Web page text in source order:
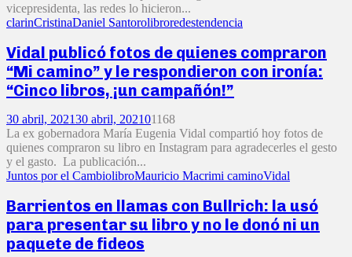
vicepresidenta, las redes lo hicieron...
clarinCristinaDaniel Santorolibroredestendencia
Vidal publicó fotos de quienes compraron
“Mi camino” y le respondieron con ironía:
“Cinco libros, ¡un campañón!”
30 abril, 202130 abril, 202101168
La ex gobernadora María Eugenia Vidal compartió hoy fotos de
quienes compraron su libro en Instagram para agradecerles el gesto
y el gasto. La publicación...
Juntos por el CambiolibroMauricio Macrimi caminoVidal
Barrientos en llamas con Bullrich: la usó
para presentar su libro y no le donó ni un
paquete de fideos